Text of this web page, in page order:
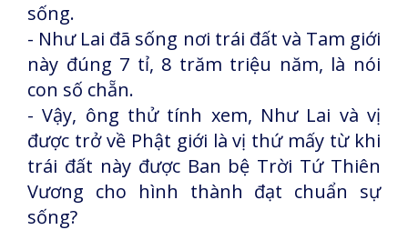
sống.
- Như Lai đã sống nơi trái đất và Tam giới
này đúng 7 tỉ, 8 trăm triệu năm, là nói
con số chẵn.
- Vậy, ông thử tính xem, Như Lai và vị
được trở về Phật giới là vị thứ mấy từ khi
trái đất này được Ban bệ Trời Tứ Thiên
Vương cho hình thành đạt chuẩn sự
sống?